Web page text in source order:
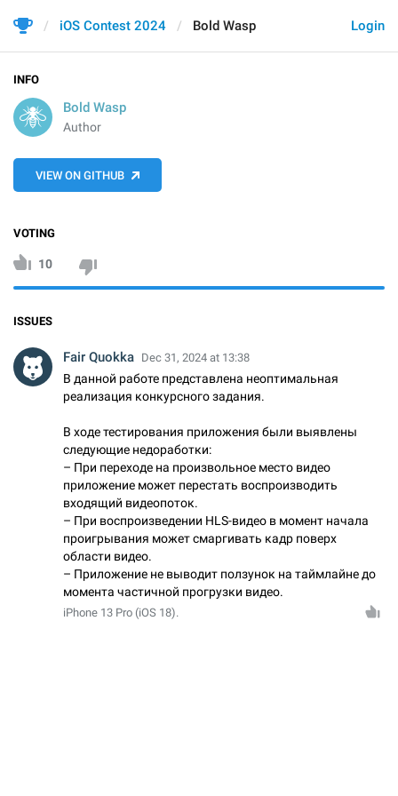
Login
iOS Contest 2024 Bold Wasp
INFO
Bold Wasp
Author
VIEW ON GITHUB
VOTING
10
ISSUES
Fair Quokka Dec 31, 2024 at 13:38
В данной работе представлена неоптимальная
реализация конкурсного задания.
В ходе тестирования приложения были выявлены
следующие недоработки:
– При переходе на произвольное место видео
приложение может перестать воспроизводить
входящий видеопоток.
– При воспроизведении HLS-видео в момент начала
проигрывания может смаргивать кадр поверх
области видео.
– Приложение не выводит ползунок на таймлайне до
момента частичной прогрузки видео.
iPhone 13 Pro (iOS 18).